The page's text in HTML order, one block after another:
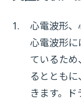
1.
心電波形、
心電波形に
ているた
るととも
きます。